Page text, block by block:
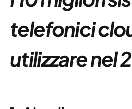
telefonici
utilizzare nel